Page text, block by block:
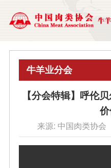
牛羊业分会
【分会特辑】呼伦
来源: 中国肉类协